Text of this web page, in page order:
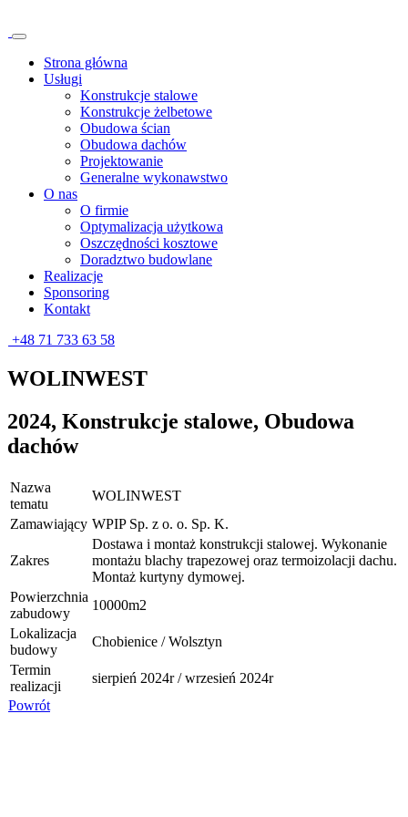
Strona główna
Usługi
Konstrukcje stalowe
Konstrukcje żelbetowe
Obudowa ścian
Obudowa dachów
Projektowanie
Generalne wykonawstwo
O nas
O firmie
Optymalizacja użytkowa
Oszczędności kosztowe
Doradztwo budowlane
Realizacje
Sponsoring
Kontakt
+48 71 733 63 58
WOLINWEST
2024, Konstrukcje stalowe, Obudowa
dachów
Nazwa
tematu
WOLINWEST
Zamawiający WPIP Sp. z o. o. Sp. K.
Zakres
Dostawa i montaż konstrukcji stalowej. Wykonanie
montażu blachy trapezowej oraz termoizolacji dachu.
Montaż kurtyny dymowej.
Powierzchnia
zabudowy
10000m2
Lokalizacja
budowy
Chobienice / Wolsztyn
Termin
realizacji
sierpień 2024r / wrzesień 2024r
Powrót